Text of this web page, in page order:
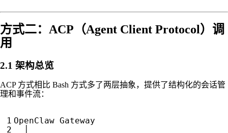
方式二：ACP（Agent Client Protocol）调
用
2.1 架构总览
ACP 方式相比 Bash 方式多了两层抽象，提供了结构化的会话管
理和事件流：
OpenClaw Gateway